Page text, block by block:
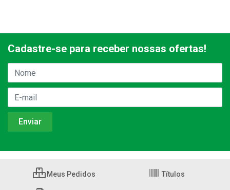
Cadastre-se para receber nossas ofertas!
Meus Pedidos Títulos